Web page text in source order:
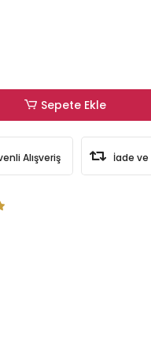
Sepete Ekle
Alışveriş İade